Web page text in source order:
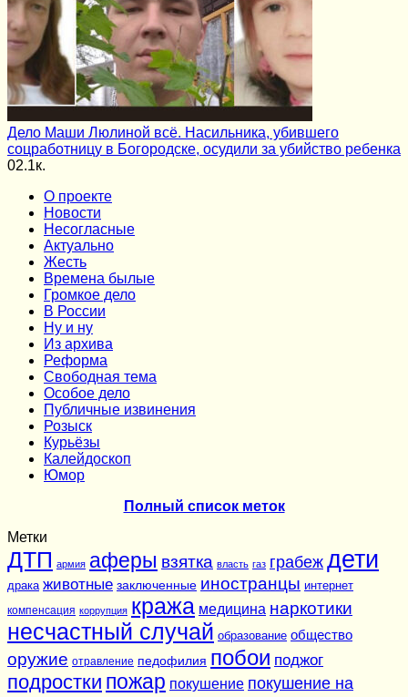
Дело Маши Люлиной всё. Насильника, убившего
соцработницу в Богородске, осудили за убийство ребенка
02.1к.
О проекте
Новости
Несогласные
Актуально
Жесть
Времена былые
Громкое дело
В России
Ну и ну
Из архива
Реформа
Cвободная тема
Особое дело
Публичные извинения
Розыск
Курьёзы
Калейдоскоп
Юмор
Полный список меток
Метки
ДТП армия аферы взятка власть газ грабеж дети
драка животные заключенные иностранцы интернет
компенсация коррупция кража медицина наркотики
несчастный случай образование общество
оружие отравление педофилия побои поджог
подростки пожар покушение покушение на